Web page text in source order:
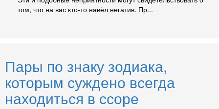
том, что на вас кто-то навёл негатив. Пр...
Пары по знаку зодиака,
которым суждено всегда
находиться в ссоре